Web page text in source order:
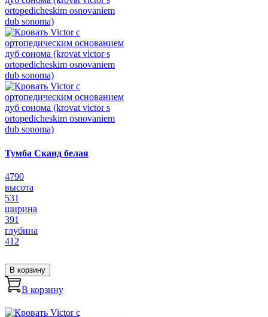
Тумба Сканд белая
4790
высота
531
ширина
391
глубина
412
В корзину
В корзину